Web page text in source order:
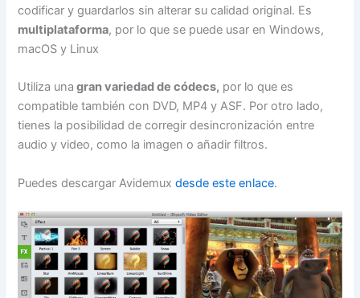
codificar y guardarlos sin alterar su calidad original. Es
multiplataforma, por lo que se puede usar en Windows,
macOS y Linux
Utiliza una gran variedad de códecs, por lo que es
compatible también con DVD, MP4 y ASF. Por otro lado,
tienes la posibilidad de corregir desincronización entre
audio y video, como la imagen o añadir filtros.
Puedes descargar Avidemuxdesde este enlace.